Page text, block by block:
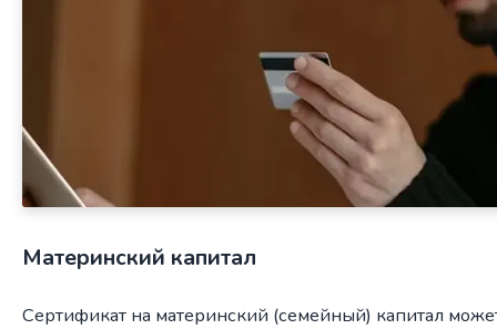
Материнский капитал
Сертификат на материнский (семейный) капитал